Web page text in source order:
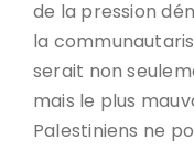
de la pression
la
serait non
mais le plus
Palestiniens ne